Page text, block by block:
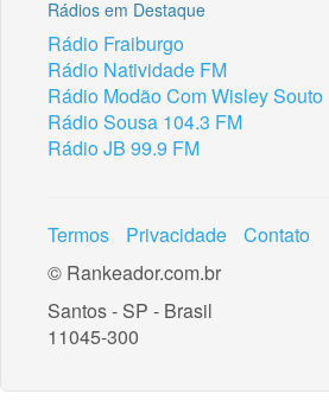
Rádios em Destaque
Rádio Fraiburgo
Rádio Natividade FM
Rádio Modão Com Wisley Souto
Rádio Sousa 104.3 FM
Rádio JB 99.9 FM
Termos Privacidade
Contato
© Rankeador.com.br
Santos - SP - Brasil
11045-300